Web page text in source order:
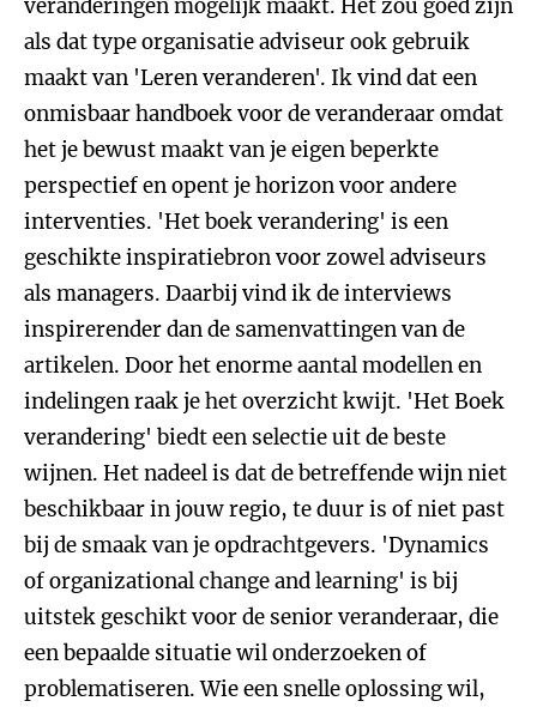
veranderingen mogelijk maakt. Het zou goed zijn
als dat type organisatie adviseur ook gebruik
maakt van 'Leren veranderen'. Ik vind dat een
onmisbaar handboek voor de veranderaar omdat
het je bewust maakt van je eigen beperkte
perspectief en opent je horizon voor andere
interventies. 'Het boek verandering' is een
geschikte inspiratiebron voor zowel adviseurs
als managers. Daarbij vind ik de interviews
inspirerender dan de samenvattingen van de
artikelen. Door het enorme aantal modellen en
indelingen raak je het overzicht kwijt. 'Het Boek
verandering' biedt een selectie uit de beste
wijnen. Het nadeel is dat de betreffende wijn niet
beschikbaar in jouw regio, te duur is of niet past
bij de smaak van je opdrachtgevers. 'Dynamics
of organizational change and learning' is bij
uitstek geschikt voor de senior veranderaar, die
een bepaalde situatie wil onderzoeken of
problematiseren. Wie een snelle oplossing wil,